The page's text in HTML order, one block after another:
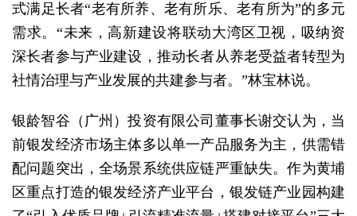
式满足长者“老有所养、老有所乐、老有所为”的多元
需求。“未来，高新建设将联动大湾区卫视，吸纳资
深长者参与产业建设，推动长者从养老受益者转型为
社情治理与产业发展的共建参与者。”林宝林说。
银龄智谷（广州）投资有限公司董事长谢交认为，当
前银发经济市场主体多以单一产品服务为主，供需错
配问题突出，全场景系统供应链严重缺失。作为黄埔
区重点打造的银发经济产业平台，银发链产业园构建